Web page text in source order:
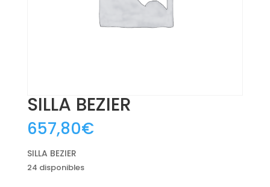
SILLA BEZIER
657,80€
SILLA BEZIER
24 disponibles